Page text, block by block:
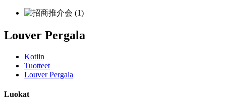
Louver Pergala
Kotiin
Tuotteet
Louver Pergala
Luokat